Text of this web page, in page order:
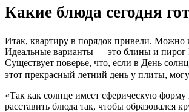
Какие блюда сегодня
Итак, квартиру в порядок привели. Можно
Идеальные варианты — это блины и
Существует поверье, что, если в День
этот прекрасный летний день у плиты,
«Так как солнце имеет сферическую форму
расставить блюда так, чтобы образовался